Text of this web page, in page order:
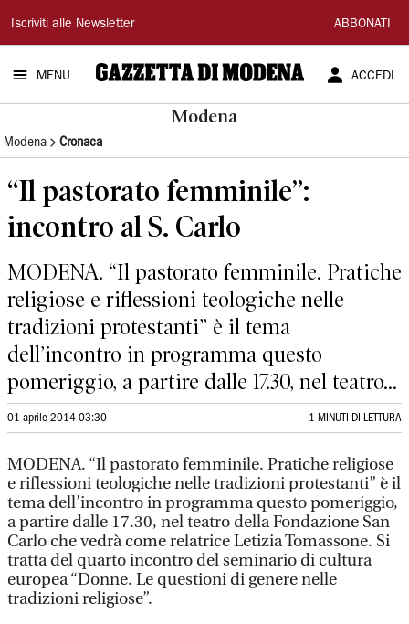
Gazzetta
di
Modena
Iscriviti alle Newsletter ABBONATI
MENU ACCEDI
Modena
Modena Cronaca
“Il pastorato femminile”:
incontro al S. Carlo
MODENA. “Il pastorato femminile. Pratiche
religiose e riflessioni teologiche nelle
tradizioni protestanti” è il tema
dell’incontro in programma questo
pomeriggio, a partire dalle 17.30, nel teatro...
01 aprile 2014 03:30 1 MINUTI DI LETTURA
MODENA. “Il pastorato femminile. Pratiche religiose
e riflessioni teologiche nelle tradizioni protestanti” è il
tema dell’incontro in programma questo pomeriggio,
a partire dalle 17.30, nel teatro della Fondazione San
Carlo che vedrà come relatrice Letizia Tomassone. Si
tratta del quarto incontro del seminario di cultura
europea “Donne. Le questioni di genere nelle
tradizioni religiose”.